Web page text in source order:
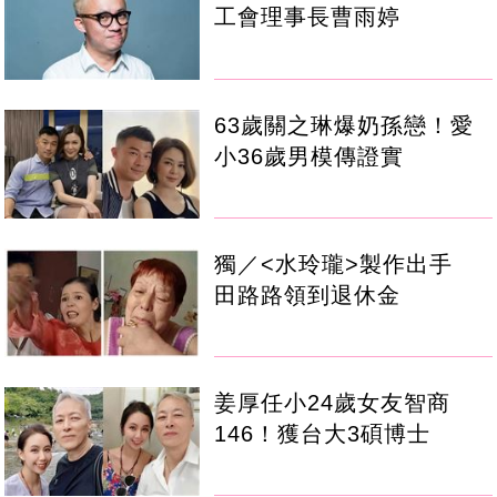
工會理事長曹雨婷
63歲關之琳爆奶孫戀！愛
小36歲男模傳證實
獨／<水玲瓏>製作出手
田路路領到退休金
姜厚任小24歲女友智商
146！獲台大3碩博士